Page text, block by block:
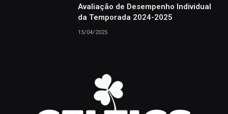
Avaliação de Desempenho Individual
da Temporada 2024-2025
15/04/2025